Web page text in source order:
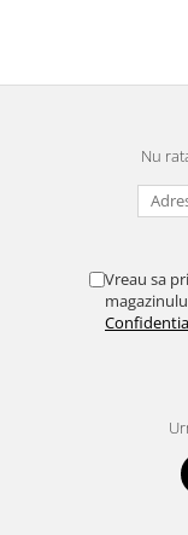
Nu
Vreau sa